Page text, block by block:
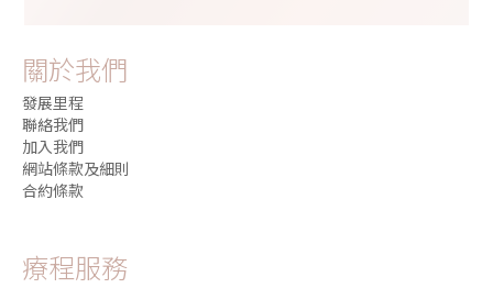
關於我們
發展里程
聯絡我們
加入我們
網站條款及細則
合約條款
療程服務